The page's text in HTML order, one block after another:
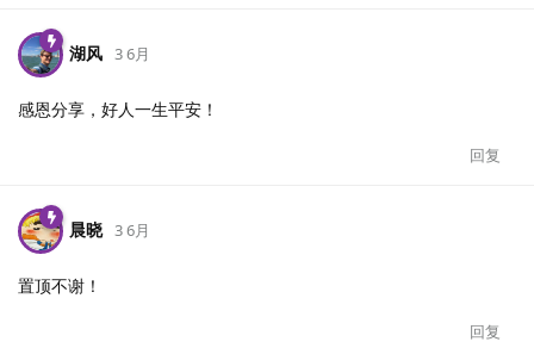
湖风 3 6月
感恩分享，好人一生平安！
回复
晨晓 3 6月
置顶不谢！
回复